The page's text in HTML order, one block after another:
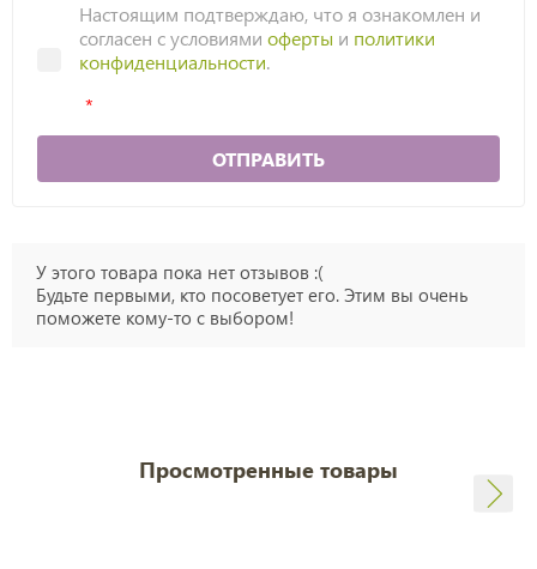
Настоящим подтверждаю, что я ознакомлен и
согласен с условиями оферты и политики
конфиденциальности.
ОТПРАВИТЬ
У этого товара пока нет отзывов :(
Будьте первыми, кто посоветует его. Этим вы очень
поможете кому-то с выбором!
Просмотренные товары